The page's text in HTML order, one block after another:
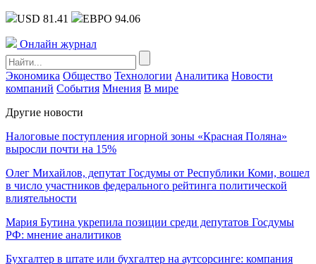
USD 81.41 ЕВРО 94.06
Онлайн журнал
Экономика Общество Технологии Аналитика Новости
компаний События Мнения В мире
Другие новости
Налоговые поступления игорной зоны «Красная Поляна»
выросли почти на 15%
Олег Михайлов, депутат Госдумы от Республики Коми, вошел
в число участников федерального рейтинга политической
влиятельности
Мария Бутина укрепила позиции среди депутатов Госдумы
РФ: мнение аналитиков
Бухгалтер в штате или бухгалтер на аутсорсинге: компания